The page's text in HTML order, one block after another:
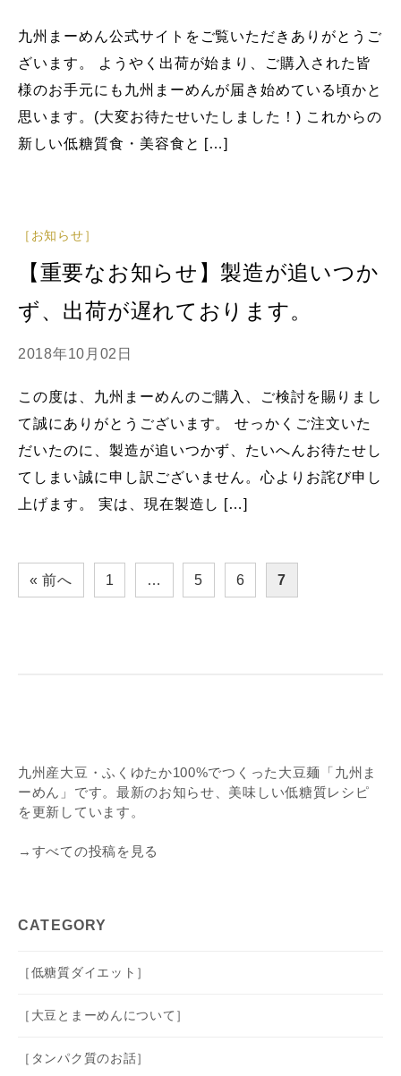
九州まーめん公式サイトをご覧いただきありがとうご
ざいます。 ようやく出荷が始まり、ご購入された皆
様のお手元にも九州まーめんが届き始めている頃かと
思います。(大変お待たせいたしました！) これからの
新しい低糖質食・美容食と […]
［お知らせ］
【重要なお知らせ】製造が追いつか
ず、出荷が遅れております。
2018年10月02日
この度は、九州まーめんのご購入、ご検討を賜りまし
て誠にありがとうございます。 せっかくご注文いた
だいたのに、製造が追いつかず、たいへんお待たせし
てしまい誠に申し訳ございません。心よりお詫び申し
上げます。 実は、現在製造し […]
« 前へ 1 … 5 6 7
九州産大豆・ふくゆたか100%でつくった大豆麺「九州ま
ーめん」です。最新のお知らせ、美味しい低糖質レシピ
を更新しています。
→すべての投稿を見る
CATEGORY
［低糖質ダイエット］
［大豆とまーめんについて］
［タンパク質のお話］